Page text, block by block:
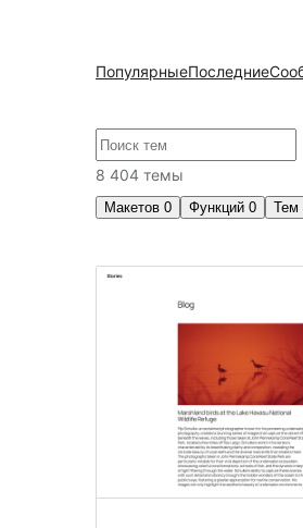
ПопулярныеПоследние
Поиск
8 404 темы
Макетов 0 Функций 0 Тем